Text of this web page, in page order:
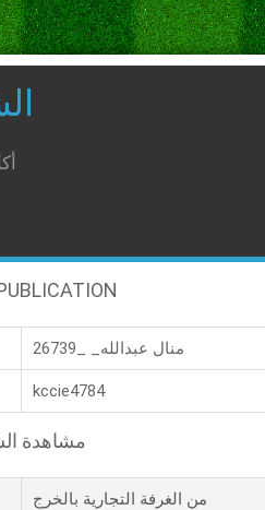
منال عبدالله_ _26739
kccie4784
مشاهدة
من الغرفة التجارية بالخرج